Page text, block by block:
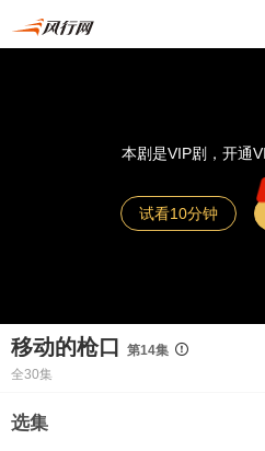
本剧是VIP剧，开通
试看10分钟
移动的枪口
第14集
全30集
选集